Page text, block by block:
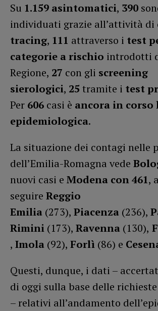
Su 1.159 asintomatici, 390
individuati grazie all’attività di
tracing, 111 attraverso i test
categorie a rischio introdotti
Regione, 27 con gli screening
sierologici, 25 tramite i test
Per 606 casi è ancora in corso
epidemiologica.
La situazione dei contagi nelle
dell’Emilia-Romagna vede
nuovi casi e Modena con 461, a
seguire Reggio
Emilia (273), Piacenza (236),
Rimini (173), Ravenna (130),
, Imola (92), Forlì (86) e
Questi, dunque, i dati –
di oggi sulla base delle
– relativi all’andamento